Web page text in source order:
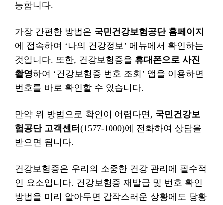
능합니다.
가장 간편한 방법은 국민건강보험공단 홈페이지
에 접속하여 ‘나의 건강정보’ 메뉴에서 확인하는
것입니다. 또한, 건강보험증을 휴대폰으로 사진
촬영하여 ‘건강보험증 번호 조회’ 앱을 이용하면
번호를 바로 확인할 수 있습니다.
만약 위 방법으로 확인이 어렵다면, 국민건강보
험공단 고객센터 (1577-1000)에 전화하여 상담을
받으면 됩니다.
건강보험증은 우리의 소중한 건강 관리에 필수적
인 요소입니다. 건강보험증 재발급 및 번호 확인
방법을 미리 알아두면 갑작스러운 상황에도 당황